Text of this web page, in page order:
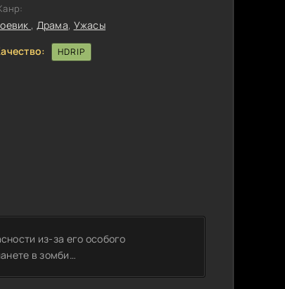
, Драма, Ужасы
HDRIP
из-за его особого
в зомби…